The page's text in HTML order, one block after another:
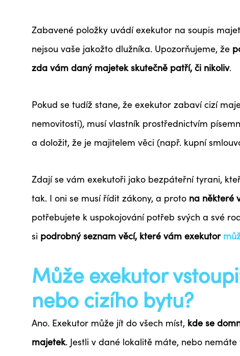
Zabavené položky uvádí exekutor na soupis
nejsou vaše jakožto dlužníka. Upozorňujeme, že
zda vám daný majetek skutečně patří, či nikoliv.
Pokud se tudíž stane, že exekutor zabaví cizí
nemovitosti), musí vlastník prostřednictvím
a doložit, že je majitelem věci (např. kupní
Zdají se vám exekutoři jako bezpáteřní tyrani,
tak. I oni se musí řídit zákony, a proto na některé
potřebujete k uspokojování potřeb svých a své
si podrobný seznam věcí, které vám exekutor
Může exekutor
nebo cizího bytu?
Ano. Exekutor může jít do všech míst, kde se
majetek. Jestli v dané lokalitě máte, nebo